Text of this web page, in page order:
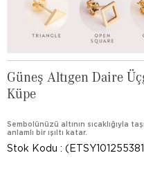
Güneş Altıgen Daire
Küpe
Sembolünüzü altının sıcaklığıyla
anlamlı bir ışıltı katar.
Stok Kodu